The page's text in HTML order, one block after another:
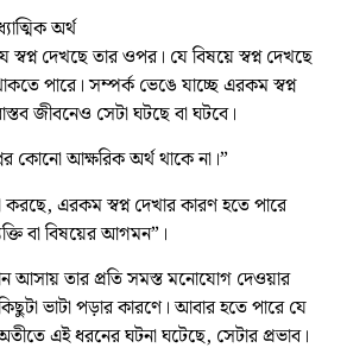
অর্থ
স্বপ্ন দেখছে তার ওপর। যে বিষয়ে স্বপ্ন দেখছে
পারে। সম্পর্ক ভেঙে যাচ্ছে এরকম স্বপ্ন
জীবনেও সেটা ঘটছে বা ঘটবে।
কোনো আক্ষরিক অর্থ থাকে না।”
করছে, এরকম স্বপ্ন দেখার কারণ হতে পারে
বা বিষয়ের আগমন”।
আসায় তার প্রতি সমস্ত মনোযোগ দেওয়ার
কিছুটা ভাটা পড়ার কারণে। আবার হতে পারে যে
এই ধরনের ঘটনা ঘটেছে, সেটার প্রভাব।